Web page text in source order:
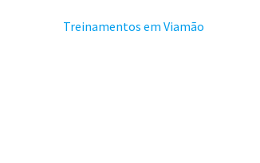
Treinamentos em Viamão